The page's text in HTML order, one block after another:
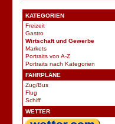
KATEGORIEN
Freizeit
Gastro
Wirtschaft und Gewerbe
Markets
Portraits von A-Z
Portraits nach Kategorien
FAHRPLÄNE
Zug/Bus
Flug
Schiff
WETTER